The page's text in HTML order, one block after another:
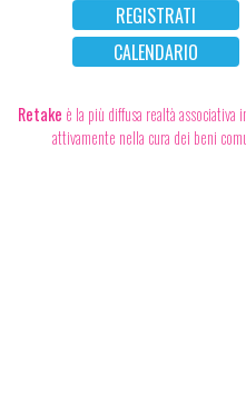
REGISTRATI
CALENDARIO
Retake è la più diffusa realtà associativa
attivamente nella cura dei beni